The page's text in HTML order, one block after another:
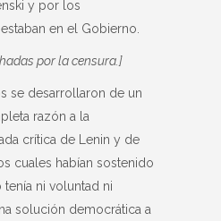
y por los
en el Gobierno.
por la censura.]
se desarrollaron de un
razón a la
crítica de Lenin y de
cuales habían sostenido
ni voluntad ni
solución democrática a